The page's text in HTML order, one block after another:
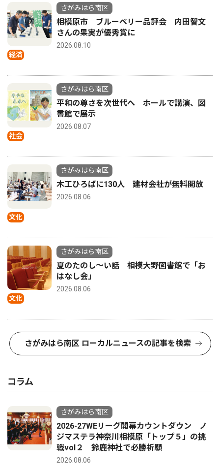
経済
さがみはら南区
相模原市 ブルーベリー品評会 内田智文
さんの果実が優秀賞に
2026.08.10
社会
さがみはら南区
平和の尊さを次世代へ ホールで講演、図
書館で展示
2026.08.07
文化
さがみはら南区
木工ひろばに130人 建材会社が無料開放
2026.08.06
文化
さがみはら南区
夏のたのし〜い話 相模大野図書館で「お
はなし会」
2026.08.06
さがみはら南区 ローカルニュースの記事を検索
コラム
さがみはら南区
2026-27WEリーグ開幕カウントダウン ノ
ジマステラ神奈川相模原「トップ５」の挑
戦vol２ 鈴鹿神社で必勝祈願
2026.08.06